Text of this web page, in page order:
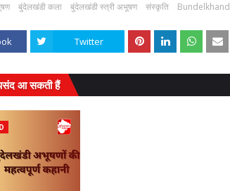
बुंदेलखंडी कला बुंदेलखंडी स्त्री अभूषण संस्कृति Bundelkhand
Twitter
आ सकती हैं